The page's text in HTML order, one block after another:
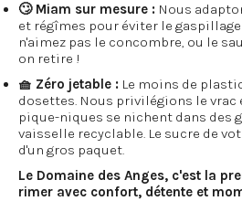
🙄 Miam sur mesure : Nous
et régîmes pour éviter le
n'aimez pas le concombre, ou le
on retire !
🧺 Zéro jetable : Le moins de
dosettes. Nous privilégions le vrac
pique-niques se nichent dans des
vaisselle recyclable. Le sucre de
d'un gros paquet.
Le Domaine des Anges, c'est la
rimer avec confort, détente et